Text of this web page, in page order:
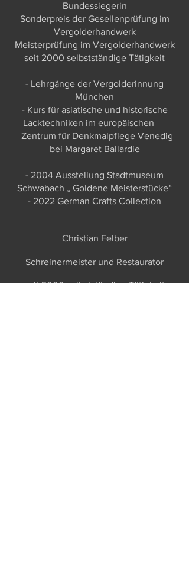
Bundessiegerin
Sonderpreis der Gesellenprüfung im
Vergolderhandwerk
Meisterprüfung im Vergolderhandwerk
seit 2000 selbstständige Tätigkeit
- Lehrgänge der Vergolderinnung
München
- Kurs für asiatische und historische
Lacktechniken im europäischen
Zentrum für Denkmalpflege Venedig
bei Margaret Ballardie
- 2004 Ausstellung Stadtmuseum
Schwabach „ Goldene Meisterstücke“
- 2022 German Crafts Collection
Christian Felber
Schreinermeister und Restaurator
seit 2000 selbstständige Tätigkeit